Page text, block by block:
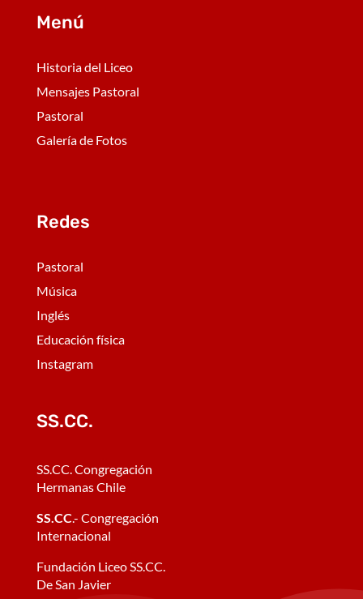
Menú
Historia del Liceo
Mensajes Pastoral
Pastoral
Galería de Fotos
Redes
Pastoral
Música
Inglés
Educación física
Instagram
SS.CC.
SS.CC. Congregación
Hermanas Chile
SS.CC.- Congregación
Internacional
Fundación Liceo SS.CC.
De San Javier